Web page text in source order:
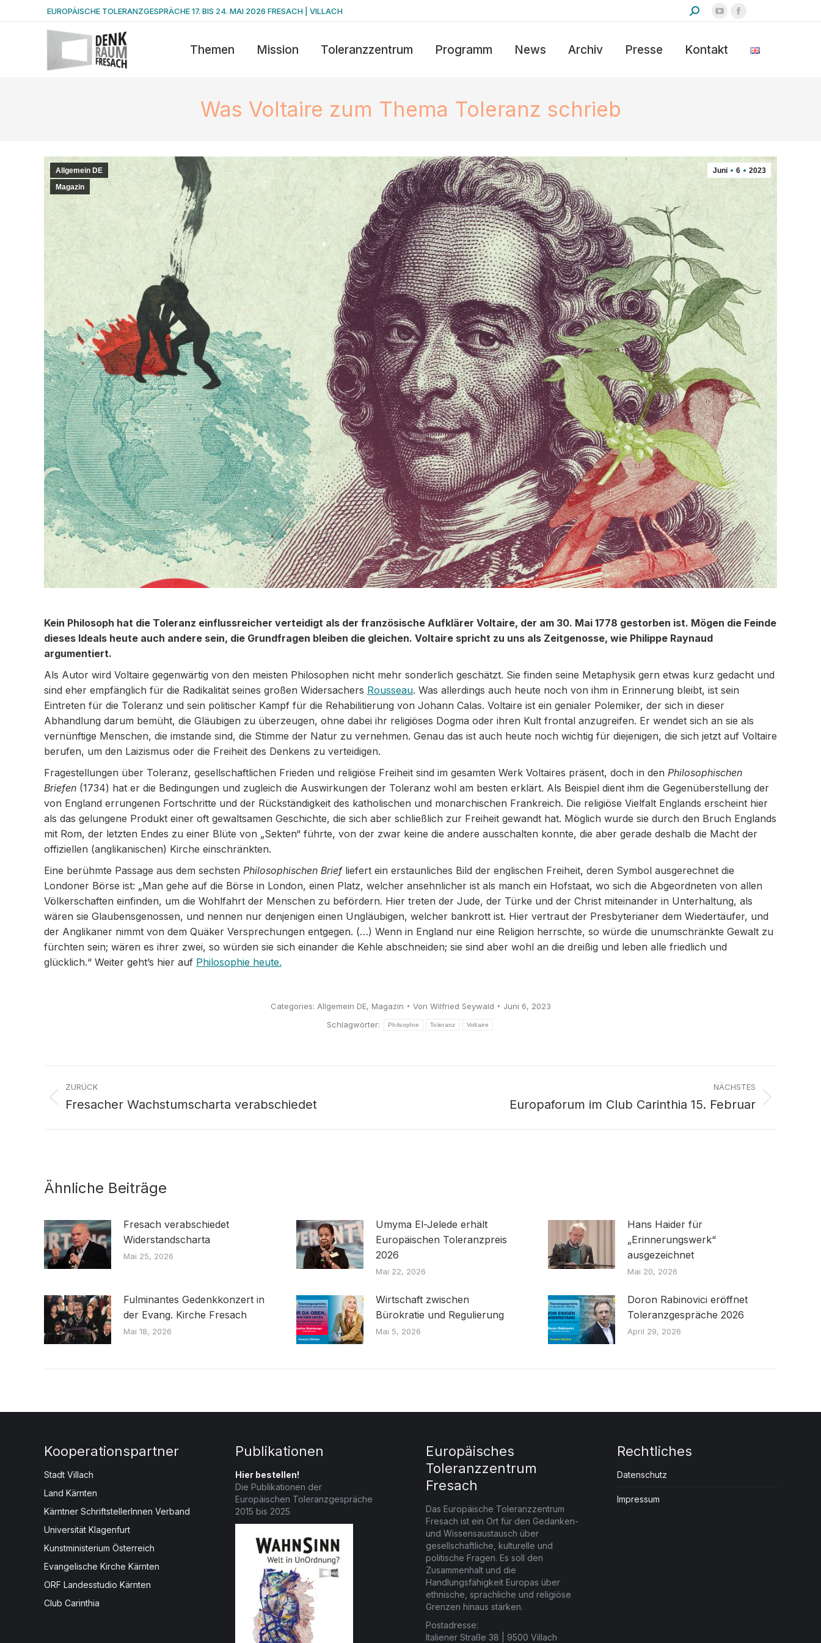
EUROPÄISCHE TOLERANZGESPRÄCHE 17. BIS 24. MAI 2026 FRESACH | VILLACH SEARCH:
YouTube
opens
Facebook
opens
Themen Mission Toleranzzentrum Programm News Archiv Presse Kontakt
Was Voltaire zum Thema Toleranz schrieb
Juni 6 2023
Allgemein DE
Magazin
Kein Philosoph hat die Toleranz einflussreicher verteidigt als der französische Aufklärer Voltaire, der am 30. Mai 1778 gestorben ist. Mögen die Feinde
dieses Ideals heute auch andere sein, die Grundfragen bleiben die gleichen. Voltaire spricht zu uns als Zeitgenosse, wie Philippe Raynaud
argumentiert.
Als Autor wird Voltaire gegenwärtig von den meisten Philosophen nicht mehr sonderlich geschätzt. Sie finden seine Metaphysik gern etwas kurz gedacht und
sind eher empfänglich für die Radikalität seines großen Widersachers Rousseau. Was allerdings auch heute noch von ihm in Erinnerung bleibt, ist sein
Eintreten für die Toleranz und sein politischer Kampf für die Rehabilitierung von Johann Calas. Voltaire ist ein genialer Polemiker, der sich in dieser
Abhandlung darum bemüht, die Gläubigen zu überzeugen, ohne dabei ihr religiöses Dogma oder ihren Kult frontal anzugreifen. Er wendet sich an sie als
vernünftige Menschen, die imstande sind, die Stimme der Natur zu vernehmen. Genau das ist auch heute noch wichtig für diejenigen, die sich jetzt auf Voltaire
berufen, um den Laizismus oder die Freiheit des Denkens zu verteidigen.
Fragestellungen über Toleranz, gesellschaftlichen Frieden und religiöse Freiheit sind im gesamten Werk Voltaires präsent, doch in den Philosophischen
Briefen (1734) hat er die Bedingungen und zugleich die Auswirkungen der Toleranz wohl am besten erklärt. Als Beispiel dient ihm die Gegenüberstellung der
von England errungenen Fortschritte und der Rückständigkeit des katholischen und monarchischen Frankreich. Die religiöse Vielfalt Englands erscheint hier
als das gelungene Produkt einer oft gewaltsamen Geschichte, die sich aber schließlich zur Freiheit gewandt hat. Möglich wurde sie durch den Bruch Englands
mit Rom, der letzten Endes zu einer Blüte von „Sekten“ führte, von der zwar keine die andere ausschalten konnte, die aber gerade deshalb die Macht der
offiziellen (anglikanischen) Kirche einschränkten.
Eine berühmte Passage aus dem sechsten Philosophischen Briefliefert ein erstaunliches Bild der englischen Freiheit, deren Symbol ausgerechnet die
Londoner Börse ist: „Man gehe auf die Börse in London, einen Platz, welcher ansehnlicher ist als manch ein Hofstaat, wo sich die Abgeordneten von allen
Völkerschaften einfinden, um die Wohlfahrt der Menschen zu befördern. Hier treten der Jude, der Türke und der Christ miteinander in Unterhaltung, als
wären sie Glaubensgenossen, und nennen nur denjenigen einen Ungläubigen, welcher bankrott ist. Hier vertraut der Presbyterianer dem Wiedertäufer, und
der Anglikaner nimmt von dem Quäker Versprechungen entgegen. (…) Wenn in England nur eine Religion herrschte, so würde die unumschränkte Gewalt zu
fürchten sein; wären es ihrer zwei, so würden sie sich einander die Kehle abschneiden; sie sind aber wohl an die dreißig und leben alle friedlich und
glücklich.“ Weiter geht’s hier auf Philosophie heute.
Categories: Allgemein DE, Magazin Von Wilfried Seywald
Juni 6, 2023
Schlagwörter:
Philsophie Toleranz Voltaire
ZURÜCK
Vorheriger
Fresacher Wachstumscharta verabschiedet
NÄCHSTES
Europaforum im Club Carinthia 15. Februar
Ähnliche Beiträge
Fresach verabschiedet
Widerstandscharta
Mai 25, 2026
Umyma El-Jelede erhält
Europäischen Toleranzpreis
2026
Mai 22, 2026
Hans Haider für
„Erinnerungswerk“
ausgezeichnet
Mai 20, 2026
Fulminantes Gedenkkonzert in
der Evang. Kirche Fresach
Mai 18, 2026
Wirtschaft zwischen
Bürokratie und Regulierung
Mai 5, 2026
Doron Rabinovici eröffnet
Toleranzgespräche 2026
April 29, 2026
Kooperationspartner
Stadt Villach
Land Kärnten
Kärntner SchriftstellerInnen Verband
Universität Klagenfurt
Kunstministerium Österreich
Evangelische Kirche Kärnten
ORF Landesstudio Kärnten
Club Carinthia
Publikationen
Hier bestellen!
Die Publikationen der
Europäischen Toleranzgespräche
2015 bis 2025
Europäisches
Toleranzzentrum
Fresach
Das Europäische Toleranzzentrum
Fresach ist ein Ort für den Gedanken-
und Wissensaustausch über
gesellschaftliche, kulturelle und
politische Fragen. Es soll den
Zusammenhalt und die
Handlungsfähigkeit Europas über
ethnische, sprachliche und religiöse
Grenzen hinaus stärken.
Postadresse:
Italiener Straße 38 | 9500 Villach
Rechtliches
Datenschutz
Impressum